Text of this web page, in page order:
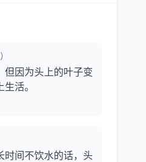
但因为头上的叶子变
活。
时间不饮水的话，头